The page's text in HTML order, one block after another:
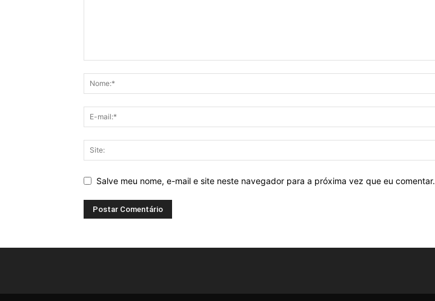
Salve meu nome, e-mail e site neste navegador para a próxima vez que eu comentar.